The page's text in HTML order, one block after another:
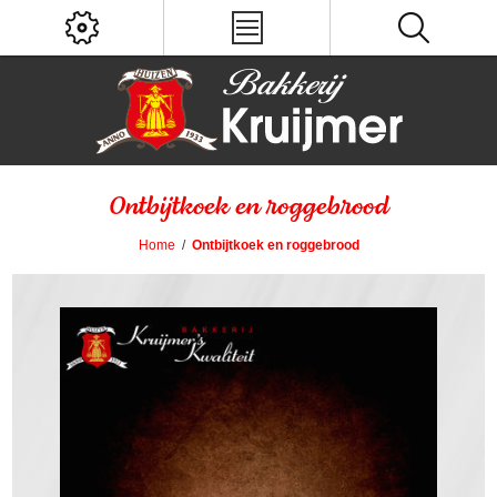
Ontbijtkoek en roggebrood
Home / Ontbijtkoek en roggebrood